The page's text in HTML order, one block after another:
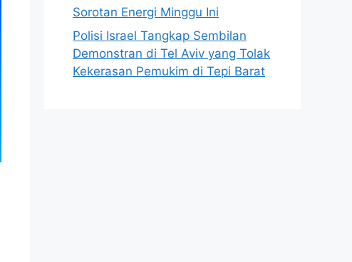
Sorotan Energi Minggu Ini
Polisi Israel Tangkap Sembilan
Demonstran di Tel Aviv yang Tolak
Kekerasan Pemukim di Tepi Barat